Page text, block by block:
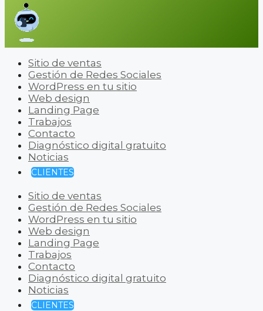
Sitio de ventas
Gestión de Redes Sociales
WordPress en tu sitio
Web design
Landing Page
Trabajos
Contacto
Diagnóstico digital gratuito
Noticias
CLIENTES
Sitio de ventas
Gestión de Redes Sociales
WordPress en tu sitio
Web design
Landing Page
Trabajos
Contacto
Diagnóstico digital gratuito
Noticias
CLIENTES